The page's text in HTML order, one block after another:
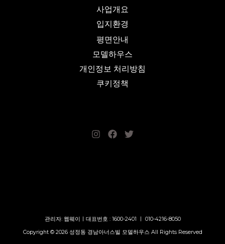
사업개요
입지환경
평면안내
모델하우스
개인정보 처리방침
쿠키정책
관리자: 웹웨이ㅣ대표번호 : 1600-2401 ㅣ 010-4216-8050
Copyright © 2026 성정동 경남아너스빌 모델하우스 All Rights Reserved